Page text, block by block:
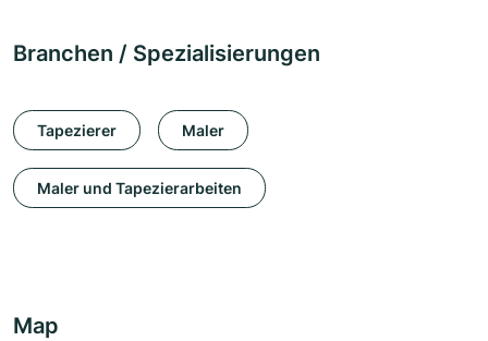
Branchen / Spezialisierungen
Tapezierer Maler
Maler und Tapezierarbeiten
Map